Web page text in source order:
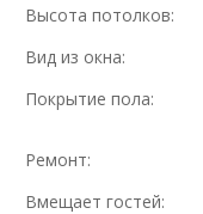
Высота потолков:
Вид из окна:
Покрытие пола:
Ремонт:
Вмещает гостей: